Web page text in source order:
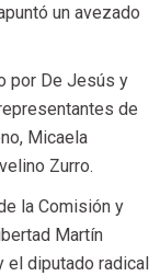
un avezado
por De Jesús y
de
Micaela
Zurro.
la Comisión y
Martín
el diputado radical